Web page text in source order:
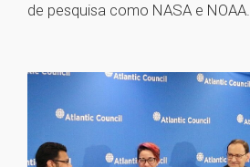
de pesquisa como NASA e NOAA.